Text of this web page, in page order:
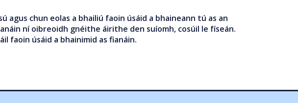
agus chun eolas a bhailiú faoin úsáid a bhaineann tú as an
ní oibreoidh gnéithe áirithe den suíomh, cosúil le físeán.
faoin úsáid a bhainimid as fianáin.